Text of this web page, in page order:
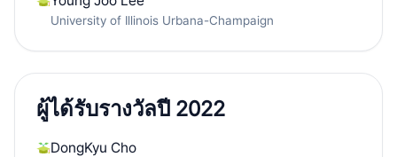
University of Illinois Urbana-Champaign
ผู้ได้รับรางวัลปี 2022
DongKyu Cho